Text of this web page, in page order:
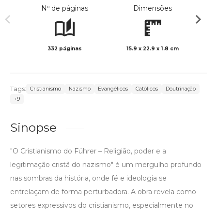
Nº de páginas
332 páginas
Dimensões
15.9 x 22.9 x 1.8 cm
Tags: Cristianismo Nazismo Evangélicos Católicos
Doutrinação
+9
Sinopse
"O Cristianismo do Führer – Religião, poder e a
legitimação cristã do nazismo" é um mergulho profundo
nas sombras da história, onde fé e ideologia se
entrelaçam de forma perturbadora. A obra revela como
setores expressivos do cristianismo, especialmente no